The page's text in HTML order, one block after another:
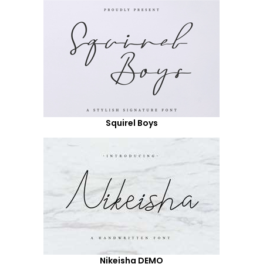
Squirel Boys
Nikeisha DEMO